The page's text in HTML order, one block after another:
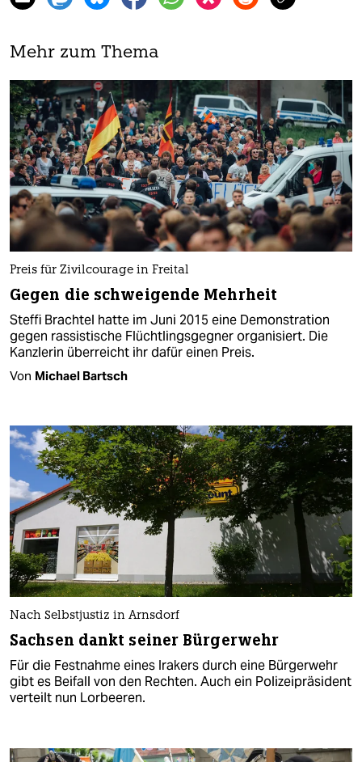
Mehr zum Thema
Preis für Zivilcourage in Freital
Gegen die schweigende Mehrheit
Steffi Brachtel hatte im Juni 2015 eine Demonstration
gegen rassistische Flüchtlingsgegner organisiert. Die
Kanzlerin überreicht ihr dafür einen Preis.
Von Michael Bartsch
Nach Selbstjustiz in Arnsdorf
Sachsen dankt seiner Bürgerwehr
Für die Festnahme eines Irakers durch eine Bürgerwehr
gibt es Beifall von den Rechten. Auch ein Polizeipräsident
verteilt nun Lorbeeren.